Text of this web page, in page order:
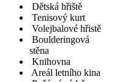
Dětská hřiště
Tenisový kurt
Volejbalové hřistě
Boulderingová
stěna
Knihovna
Areál letního kina